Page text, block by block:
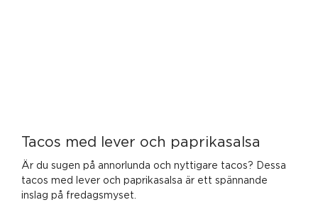
Tacos med lever och paprikasalsa
Är du sugen på annorlunda och nyttigare tacos? Dessa
tacos med lever och paprikasalsa är ett spännande
inslag på fredagsmyset.